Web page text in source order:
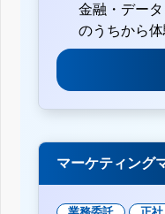
金融・デー
のうちから体
マーケティング